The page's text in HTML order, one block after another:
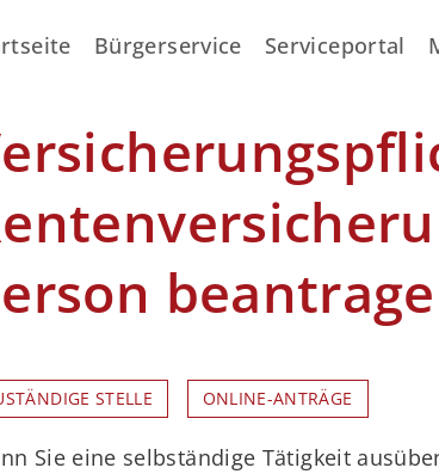
Bürgerservice Serviceportal
STELLE ONLINE-ANTRÄGE
Sie eine selbständige Tätigkeit